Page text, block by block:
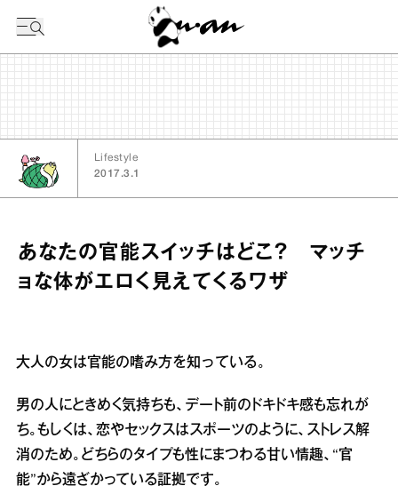
Lifestyle
2017.3.1
あなたの官能スイッチはどこ？ マッチ
ョな体がエロく見えてくるワザ
大人の女は官能の嗜み方を知っている。
男の人にときめく気持ちも、デート前のドキドキ感も忘れが
ち。もしくは、恋やセックスはスポーツのように、ストレス解
消のため。どちらのタイプも性にまつわる甘い情趣、“官
能”から遠ざかっている証拠です。